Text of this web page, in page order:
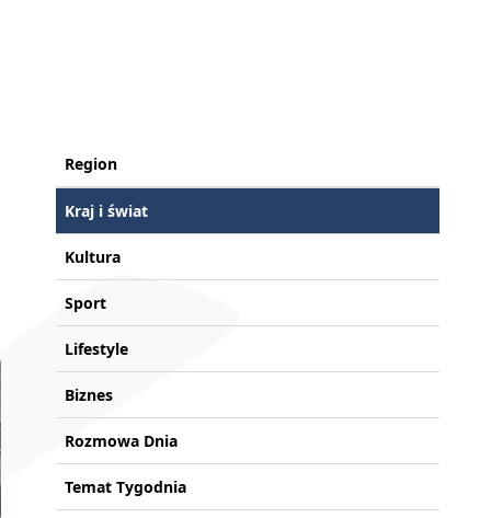
Region
Kraj i świat
Kultura
Sport
Lifestyle
Biznes
Rozmowa Dnia
Temat Tygodnia